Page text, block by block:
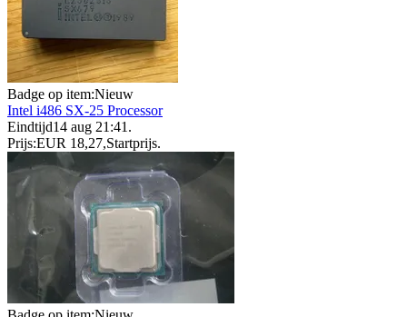
Badge op item:Nieuw
Intel i486 SX-25 Processor
Eindtijd14 aug 21:41 .
Prijs:EUR 18,27,Startprijs.